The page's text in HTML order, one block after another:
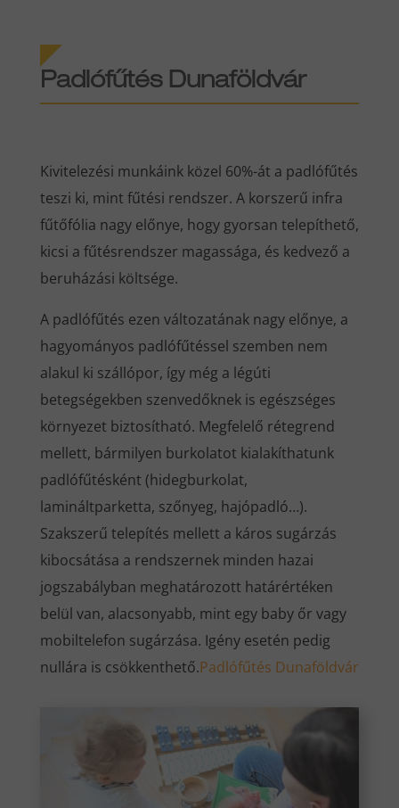
Padlófűtés Dunaföldvár
Kivitelezési munkáink közel 60%-át a padlófűtés
teszi ki, mint fűtési rendszer. A korszerű infra
fűtőfólia nagy előnye, hogy gyorsan telepíthető,
kicsi a fűtésrendszer magassága, és kedvező a
beruházási költsége.
A padlófűtés ezen változatának nagy előnye, a
hagyományos padlófűtéssel szemben nem
alakul ki szállópor, így még a légúti
betegségekben szenvedőknek is egészséges
környezet biztosítható. Megfelelő rétegrend
mellett, bármilyen burkolatot kialakíthatunk
padlófűtésként (hidegburkolat,
lamináltparketta, szőnyeg, hajópadló…).
Szakszerű telepítés mellett a káros sugárzás
kibocsátása a rendszernek minden hazai
jogszabályban meghatározott határértéken
belül van, alacsonyabb, mint egy baby őr vagy
mobiltelefon sugárzása. Igény esetén pedig
nullára is csökkenthető.Padlófűtés Dunaföldvár